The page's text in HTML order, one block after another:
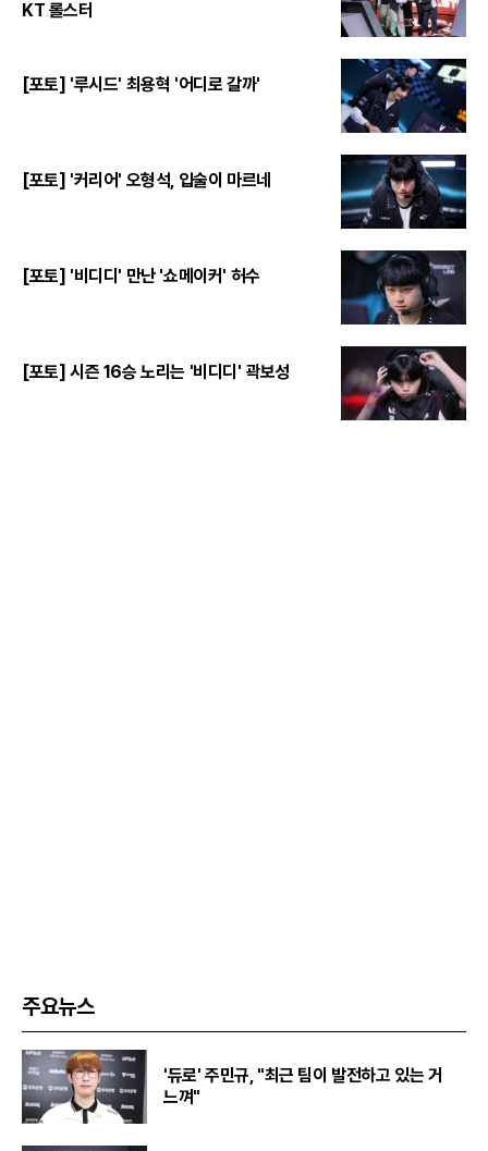
KT 롤스터
[포토] '루시드' 최용혁 '어디로 갈까'
[포토] '커리어' 오형석, 입술이 마르네
[포토] '비디디' 만난 '쇼메이커' 허수
[포토] 시즌 16승 노리는 '비디디' 곽보성
주요뉴스
'듀로' 주민규, "최근 팀이 발전하고 있는 거
느껴"